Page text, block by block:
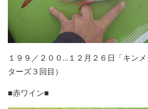
１９９／２００…１２月２６日「キン
ターズ３回目）
■赤ワイン■